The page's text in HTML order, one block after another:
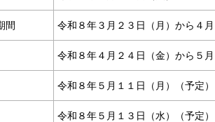
間 令和８年３月２３日（月）から４
令和８年４月２４日（金）から５
令和８年５月１１日（月）（予定）
令和８年５月１３日（水）（予定）